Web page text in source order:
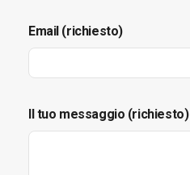
Email (richiesto)
Il tuo messaggio (richiesto)